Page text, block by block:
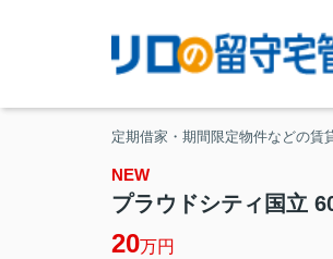
定期借家・期間限定物件などの賃
NEW
プラウドシティ国立
20万円